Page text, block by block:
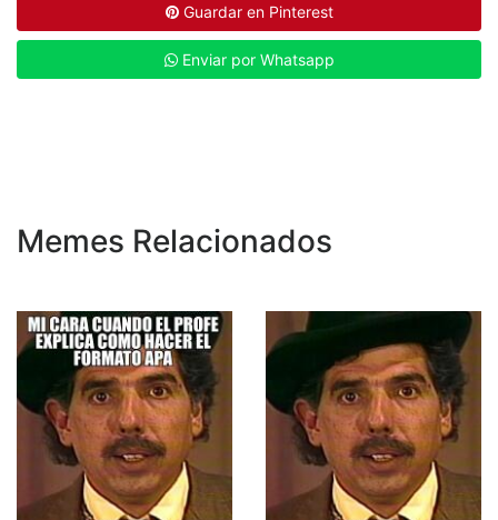
Guardar en Pinterest
Enviar por Whatsapp
Memes Relacionados